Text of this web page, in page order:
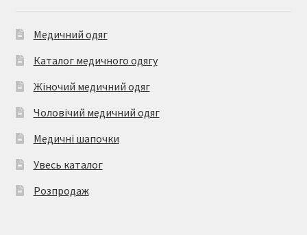
Медичний одяг
Каталог медичного одягу
Жіночий медичний одяг
Чоловічий медичний одяг
Медичні шапочки
Увесь каталог
Розпродаж